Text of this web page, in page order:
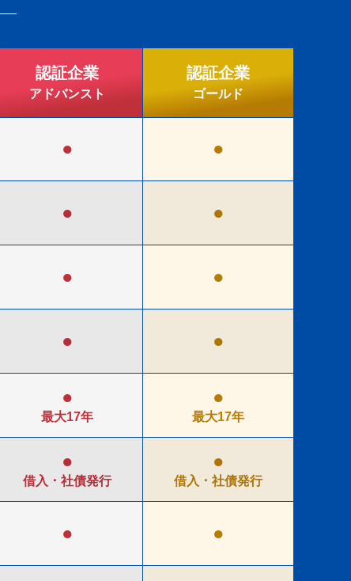
認証企業
アドバンスト
認証企業
ゴールド
● ●
● ●
● ●
● ●
●
最大17年
●
最大17年
●
借入 ･ 社債発行
●
借入 ･ 社債発行
● ●